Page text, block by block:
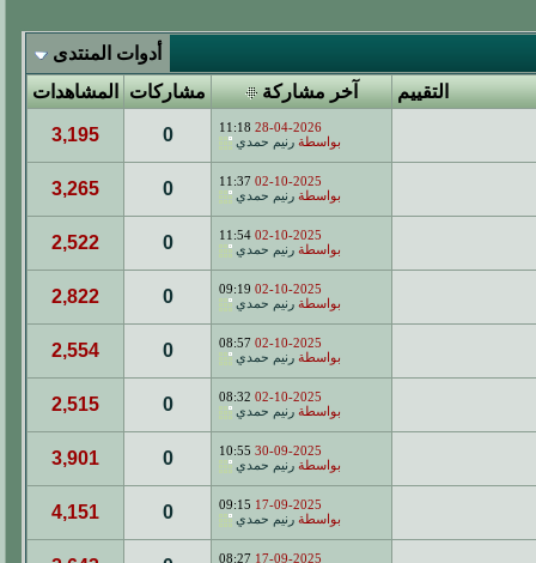
أدوات المنتدى
التقييم
آخر مشاركة مشاركات
المشاهدات
28-04-2026
11:18
بواسطة رنيم حمدي 0
3,195
02-10-2025
11:37
بواسطة رنيم حمدي 0
3,265
02-10-2025
11:54
بواسطة رنيم حمدي 0
2,522
02-10-2025
09:19
بواسطة رنيم حمدي 0
2,822
02-10-2025
08:57
بواسطة رنيم حمدي 0
2,554
02-10-2025
08:32
بواسطة رنيم حمدي 0
2,515
30-09-2025
10:55
بواسطة رنيم حمدي 0
3,901
17-09-2025
09:15
بواسطة رنيم حمدي 0
4,151
17-09-2025
08:27